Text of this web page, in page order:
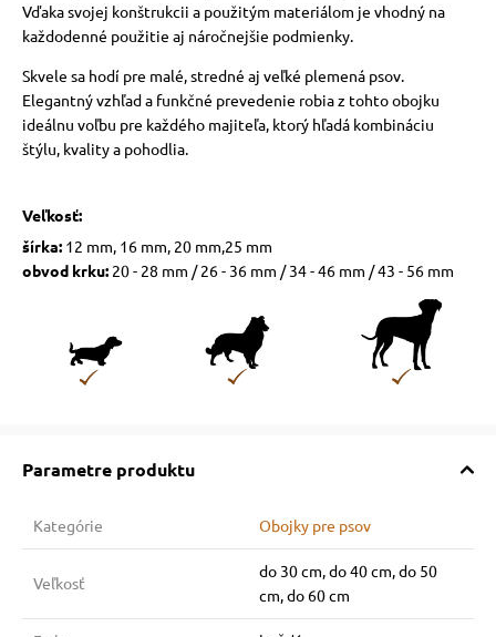
Vďaka svojej konštrukcii a použitým materiálom je vhodný na
každodenné použitie aj náročnejšie podmienky.
Skvele sa hodí pre malé, stredné aj veľké plemená psov.
Elegantný vzhľad a funkčné prevedenie robia z tohto obojku
ideálnu voľbu pre každého majiteľa, ktorý hľadá kombináciu
štýlu, kvality a pohodlia.
Veľkosť:
šírka:12 mm, 16 mm, 20 mm,25 mm
obvod krku:20 - 28 mm / 26 - 36 mm / 34 - 46 mm / 43 - 56 mm
Parametre produktu
Kategórie Obojky pre psov
Veľkosť
do 30 cm, do 40 cm, do 50
cm, do 60 cm